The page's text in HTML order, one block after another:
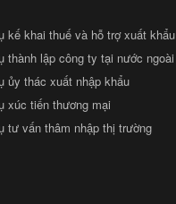
kế khai thuế và hỗ trợ xuất khẩu
thành lập công ty tại nước ngoài
ủy thác xuất nhập khẩu
xúc tiến thương mại
tư vấn thâm nhập thị trường